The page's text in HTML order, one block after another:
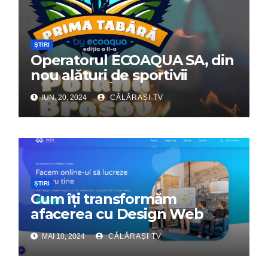
ȘTIRI
Operatorul ECOAQUA SA, din
nou alături de sportivii
călărășeni. Începe „Prima
Tabără”!
IUN. 20, 2024 CĂLĂRAȘI TV
ȘTIRI
Cum îți transformăm
afacerea cu Design Web
Interactiv – Partenerul tău
digital de încredere
MAI 10, 2024 CĂLĂRAȘI TV